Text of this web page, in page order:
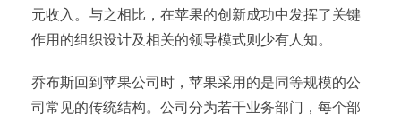
元收入。与之相比，在苹果的创新成功中发挥了关键
作用的组织设计及相关的领导模式则少有人知。
乔布斯回到苹果公司时，苹果采用的是同等规模的公
司常见的传统结构。公司分为若干业务部门，每个部